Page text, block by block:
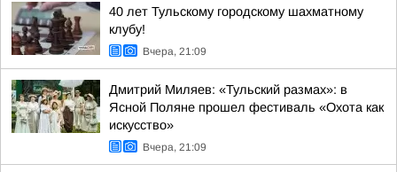
40 лет Тульскому городскому шахматному
клубу!
Вчера, 21:09
Дмитрий Миляев: «Тульский размах»: в
Ясной Поляне прошел фестиваль «Охота как
искусство»
Вчера, 21:09